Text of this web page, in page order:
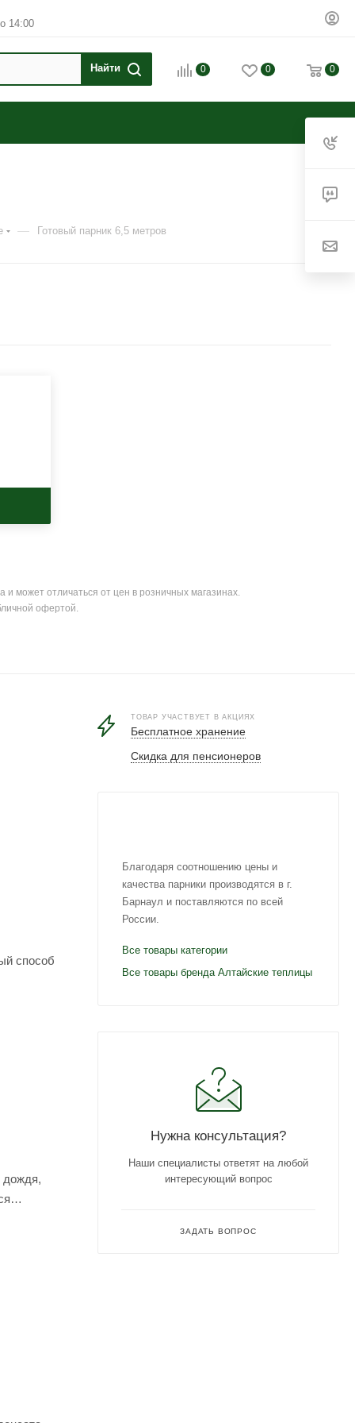
14:00
0 0 0
— Готовый парник 6,5 метров
и может отличаться от цен в розничных магазинах.
офертой.
способ
дождя,
ТОВАР УЧАСТВУЕТ В АКЦИЯХ
Бесплатное хранение
Скидка для пенсионеров
Благодаря соотношению цены и
качества парники производятся в г.
Барнаул и поставляются по всей
России.
Все товары категории
Все товары бренда Алтайские теплицы
Нужна консультация?
Наши специалисты ответят на любой
интересующий вопрос
ЗАДАТЬ ВОПРОС